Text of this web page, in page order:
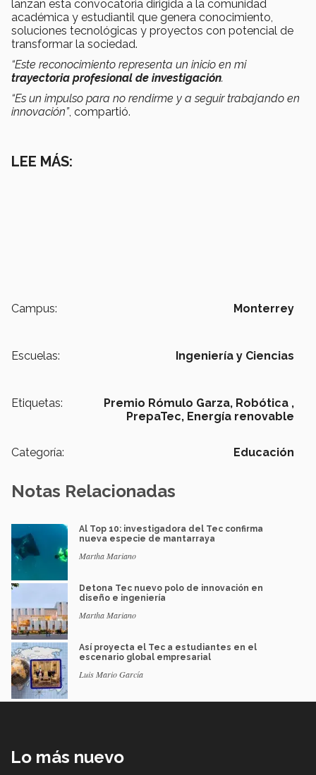
lanzan esta convocatoria dirigida a la comunidad
académica y estudiantil que genera conocimiento,
soluciones tecnológicas y proyectos con potencial de
transformar la sociedad.
“Este reconocimiento representa un inicio en mi
trayectoria profesional de investigación.
“Es un impulso para no rendirme y a seguir trabajando en
innovación”, compartió.
LEE MÁS:
Campus: Monterrey
Escuelas: Ingeniería y Ciencias
Etiquetas: Premio Rómulo Garza, Robótica ,
PrepaTec, Energía renovable
Categoría: Educación
Notas Relacionadas
Al Top 10: investigadora del Tec confirma
nueva especie de mantarraya
Martha Mariano
Detona Tec nuevo polo de innovación en
diseño e ingeniería
Martha Mariano
Así proyecta el Tec a estudiantes en el
escenario global empresarial
Luis Mario García
Lo más nuevo